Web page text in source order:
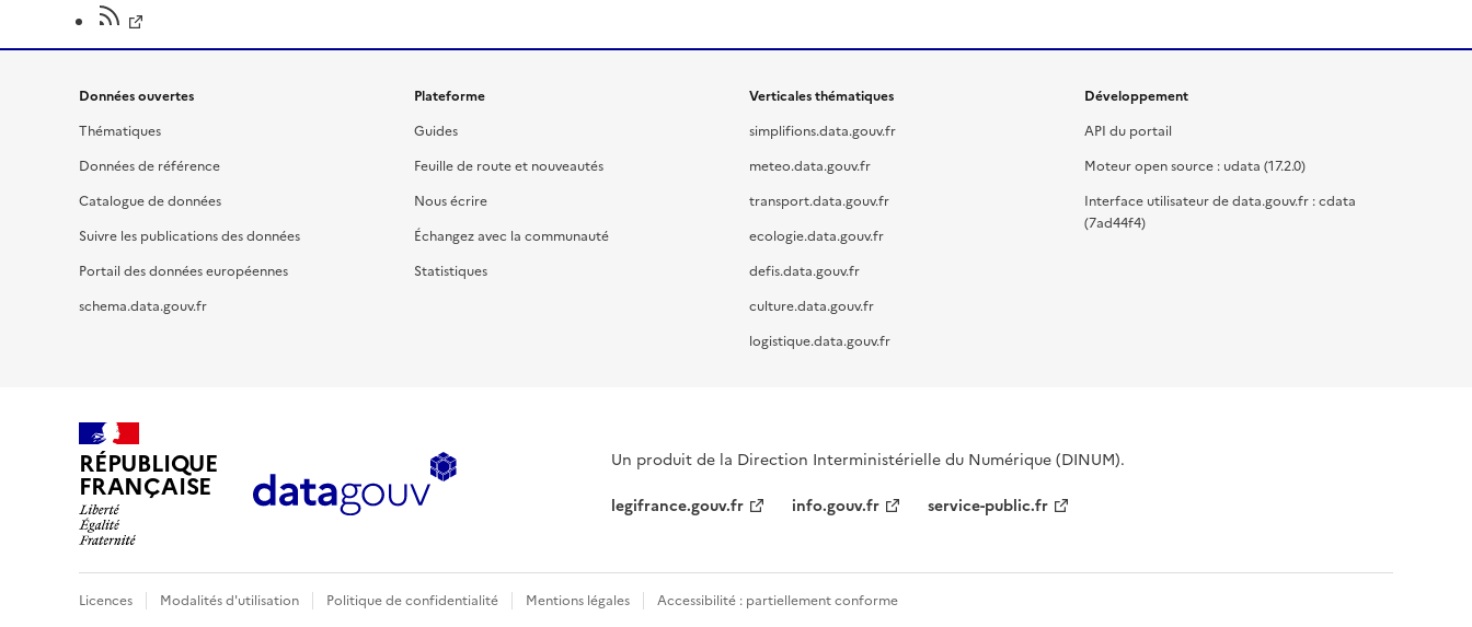
Données ouvertes
Thématiques
Données de référence
Catalogue de données
Suivre les publications des données
Portail des données européennes
schema.data.gouv.fr
Plateforme
Guides
Feuille de route et nouveautés
Nous écrire
Échangez avec la communauté
Statistiques
Verticales thématiques
simplifions.data.gouv.fr
meteo.data.gouv.fr
transport.data.gouv.fr
ecologie.data.gouv.fr
defis.data.gouv.fr
culture.data.gouv.fr
logistique.data.gouv.fr
Développement
API du portail
Moteur open source : udata (17.2.0)
Interface utilisateur de data.gouv.fr : cdata
(7ad44f4)
RÉPUBLIQUE
FRANÇAISE
Un produit de la Direction Interministérielle du Numérique (DINUM).
legifrance.gouv.fr
info.gouv.fr service-public.fr
Licences Modalités d'utilisation Politique de confidentialité Mentions légales Accessibilité : partiellement conforme